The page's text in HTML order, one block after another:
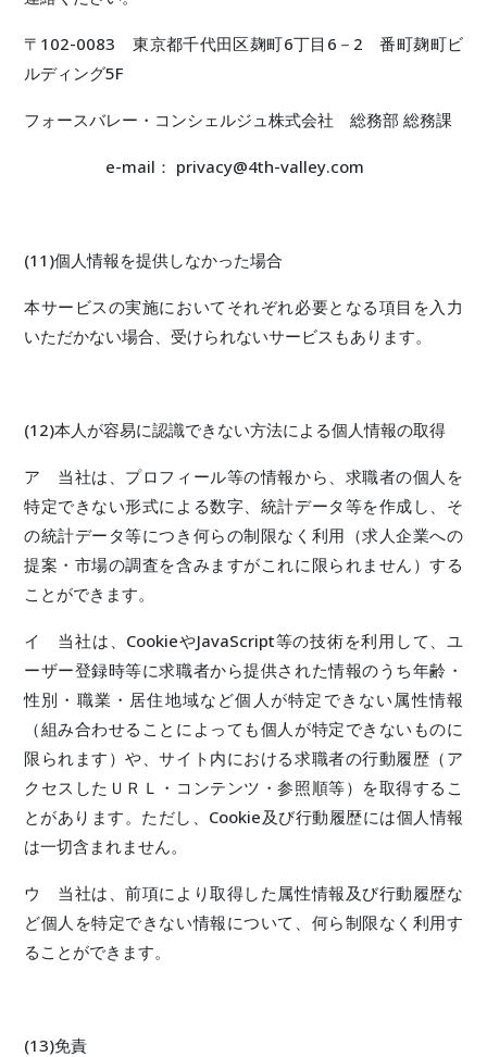
〒102-0083 東京都千代田区麹町6丁目6－2 番町麹町ビ
ルディング5F
フォースバレー・コンシェルジュ株式会社 総務部 総務課
e-mail： privacy@4th-valley.com
(11)個人情報を提供しなかった場合
本サービスの実施においてそれぞれ必要となる項目を入力
いただかない場合、受けられないサービスもあります。
(12)本人が容易に認識できない方法による個人情報の取得
ア 当社は、プロフィール等の情報から、求職者の個人を
特定できない形式による数字、統計データ等を作成し、そ
の統計データ等につき何らの制限なく利用（求人企業への
提案・市場の調査を含みますがこれに限られません）する
ことができます。
イ 当社は、CookieやJavaScript等の技術を利用して、ユ
ーザー登録時等に求職者から提供された情報のうち年齢・
性別・職業・居住地域など個人が特定できない属性情報
（組み合わせることによっても個人が特定できないものに
限られます）や、サイト内における求職者の行動履歴（ア
クセスしたＵＲＬ・コンテンツ・参照順等）を取得するこ
とがあります。ただし、Cookie及び行動履歴には個人情報
は一切含まれません。
ウ 当社は、前項により取得した属性情報及び行動履歴な
ど個人を特定できない情報について、何ら制限なく利用す
ることができます。
(13)免責